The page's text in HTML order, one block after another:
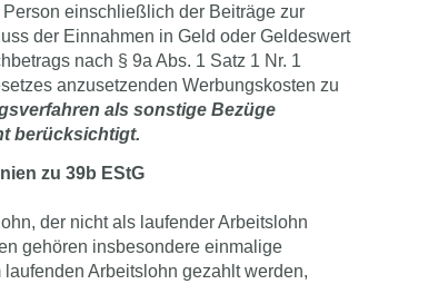
einschließlich der Beiträge zur
der Einnahmen in Geld oder Geldeswert
nach § 9a Abs. 1 Satz 1 Nr. 1
anzusetzenden Werbungskosten zu
als sonstige Bezüge
berücksichtigt.
zu 39b EStG
der nicht als laufender Arbeitslohn
gehören insbesondere einmalige
Arbeitslohn gezahlt werden,